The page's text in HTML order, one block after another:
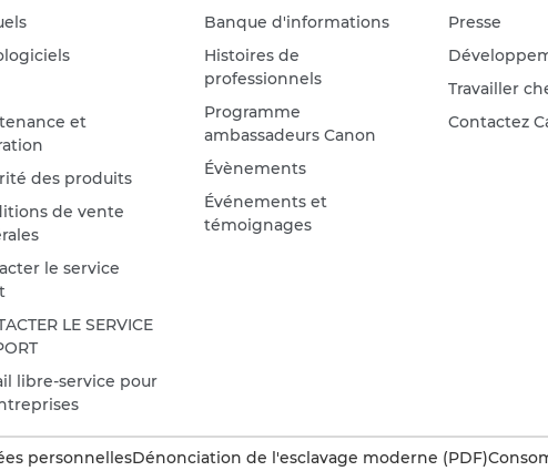
et
des produits
de vente
le service
LE SERVICE
libre-service pour
Banque d'informations
Histoires de
professionnels
Programme
ambassadeurs Canon
Évènements
Événements et
témoignages
Presse
Travailler
Contactez
personnellesDénonciation de l'esclavage moderne (PDF)